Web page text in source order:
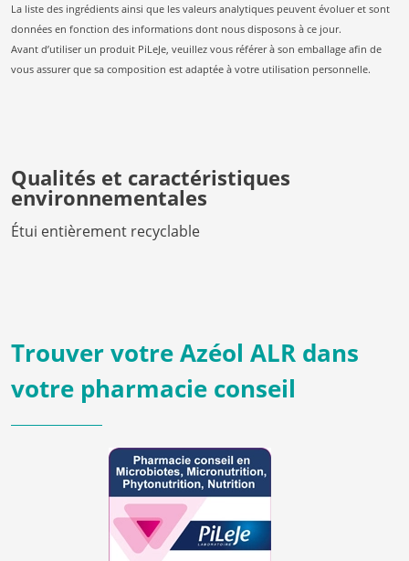
La liste des ingrédients ainsi que les valeurs analytiques peuvent évoluer et sont
données en fonction des informations dont nous disposons à ce jour.
Avant d’utiliser un produit PiLeJe, veuillez vous référer à son emballage afin de
vous assurer que sa composition est adaptée à votre utilisation personnelle.
Qualités et caractéristiques
environnementales
Étui entièrement recyclable
Trouver votre Azéol ALR dans
votre pharmacie conseil